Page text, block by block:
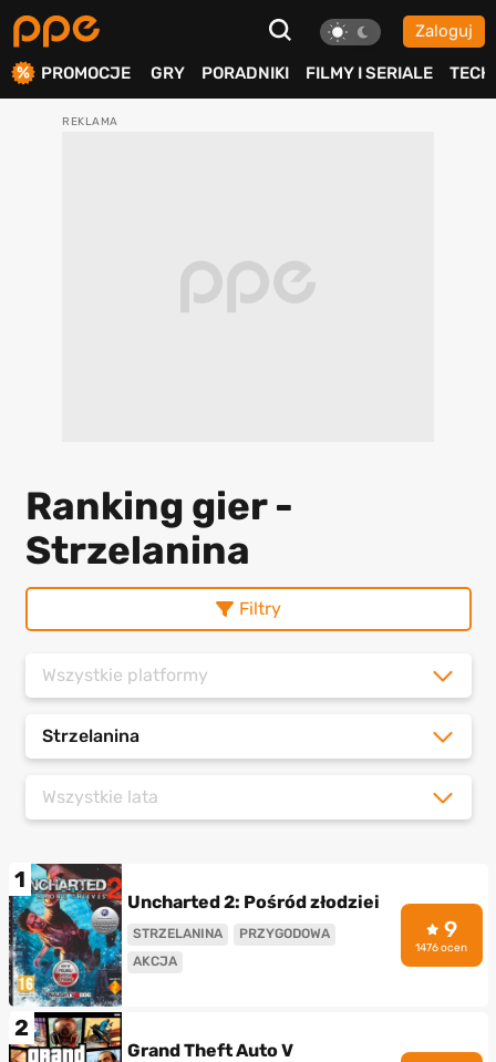
Zaloguj
PROMOCJE GRY PORADNIKI FILMY I SERIALE TECH
Ranking gier -
Strzelanina
Filtry
Wszystkie platformy
Strzelanina
Wszystkie lata
1
Uncharted 2: Pośród złodziei
STRZELANINA
PRZYGODOWA
AKCJA
9
1476 ocen
2
Grand Theft Auto V